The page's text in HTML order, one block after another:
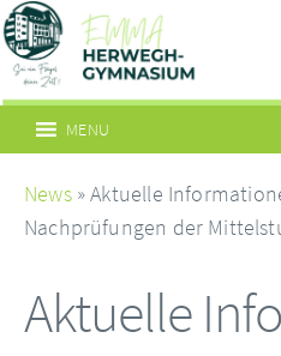
MENU
News» Aktuelle
Nachprüfungen der
Aktuelle